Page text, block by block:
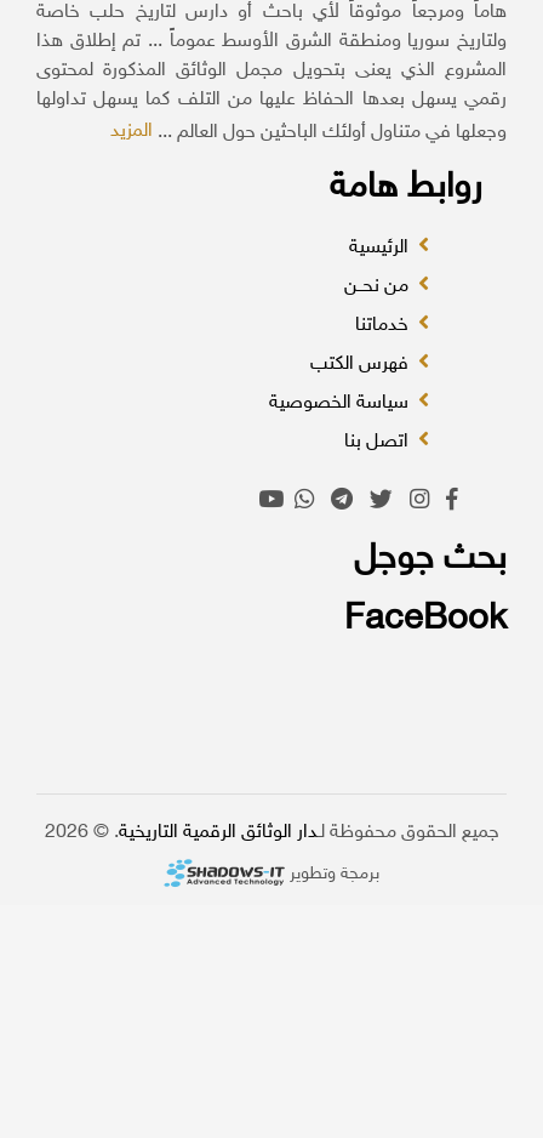
هاماً ومرجعاً موثوقاً لأي باحث أو دارس لتاريخ حلب خاصة
ولتاريخ سوريا ومنطقة الشرق الأوسط عموماً ... تم إطلاق هذا
المشروع الذي يعنى بتحويل مجمل الوثائق المذكورة لمحتوى
رقمي يسهل بعدها الحفاظ عليها من التلف كما يسهل تداولها
وجعلها في متناول أولئك الباحثين حول العالم ...المزيد
روابط هامة
الرئيسية
من نحــن
خدماتنا
فهرس الكتب
سياسة الخصوصية
اتصل بنا
بحث جوجل
FaceBook
جميع الحقوق محفوظة لـ دار الوثائق الرقمية التاريخية. © 2026
برمجة وتطوير